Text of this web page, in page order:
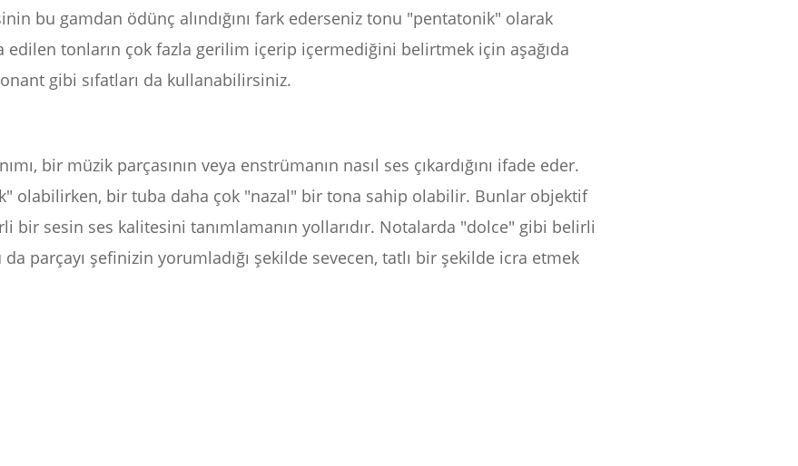
bu gamdan ödünç alındığını fark ederseniz tonu "pentatonik" olarak
edilen tonların çok fazla gerilim içerip içermediğini belirtmek için aşağıda
gibi sıfatları da kullanabilirsiniz.
bir müzik parçasının veya enstrümanın nasıl ses çıkardığını ifade eder.
olabilirken, bir tuba daha çok "nazal" bir tona sahip olabilir. Bunlar objektif
bir sesin ses kalitesini tanımlamanın yollarıdır. Notalarda "dolce" gibi belirli
parçayı şefinizin yorumladığı şekilde sevecen, tatlı bir şekilde icra etmek